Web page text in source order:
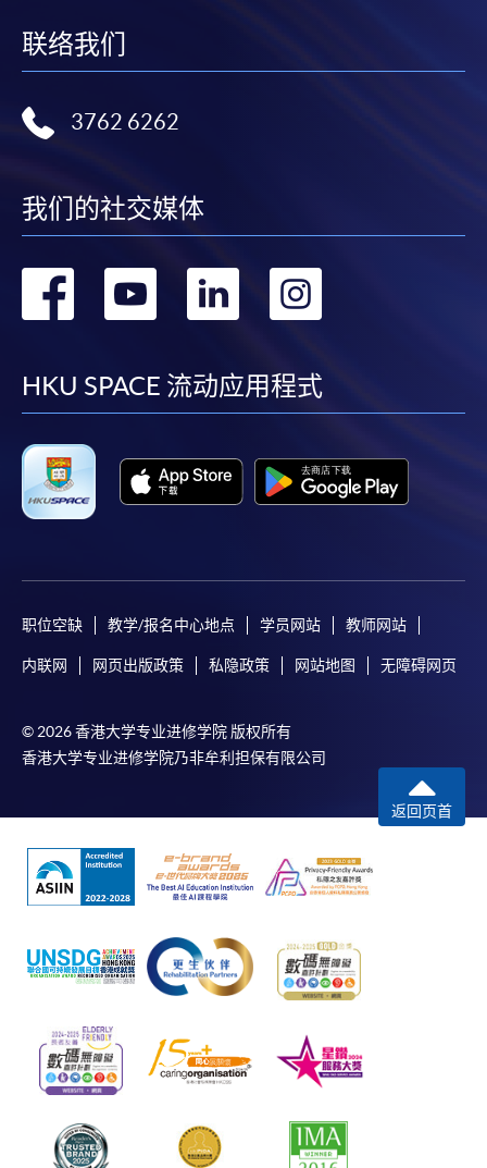
联络我们
3762 6262
我们的社交媒体
转
facebook
转
youtube
转
linkedin
HKU SPACE 流动应用程式
职位空缺 教学/报名中心地点 学员网站 教师网站
内联网 网页出版政策 私隐政策 网站地图 无障碍网页
© 2026 香港大学专业进修学院 版权所有
香港大学专业进修学院乃非牟利担保有限公司
返回页首